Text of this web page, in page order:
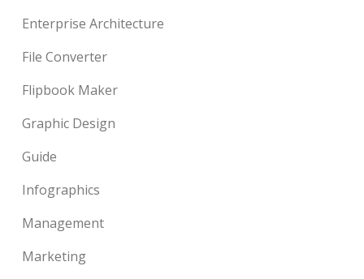
Enterprise Architecture
File Converter
Flipbook Maker
Graphic Design
Guide
Infographics
Management
Marketing